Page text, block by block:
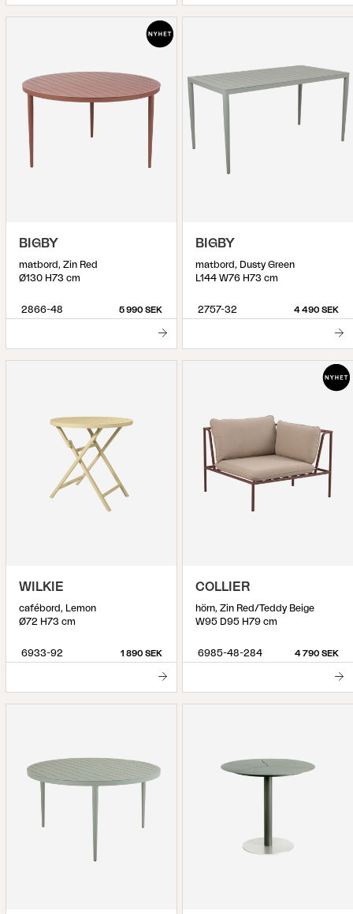
BIGBY
matbord, Zin Red
Ø130 H73 cm
2866-48 5 990 SEK
BIGBY
matbord, Dusty Green
L144 W76 H73 cm
2757-32 4 490 SEK
WILKIE
cafébord, Lemon
Ø72 H73 cm
6933-92 1 890 SEK
COLLIER
hörn, Zin Red/Teddy Beige
W95 D95 H79 cm
6985-48-284 4 790 SEK